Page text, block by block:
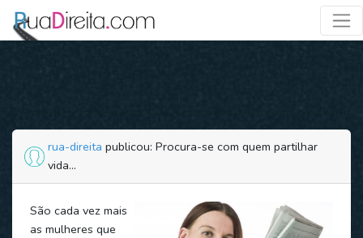
rua-direita publicou: Procura-se com quem partilhar
vida...
São cada vez mais
as mulheres que